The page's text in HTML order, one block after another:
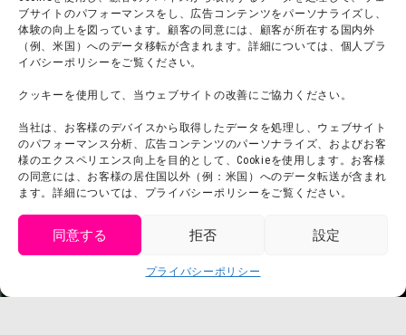
ブサイトのパフォーマンスをし、広告コンテンツをパーソナライズし、
体験の向上を図っています。顧客の同意には、顧客が所在する国内外
（例、米国）へのデータ移転が含まれます。詳細については、個人プラ
イバシーポリシーをご覧ください。
クッキーを使用して、当ウェブサイトの改善にご協力ください。
当社は、お客様のデバイスから取得したデータを処理し、ウェブサイト
のパフォーマンス分析、広告コンテンツのパーソナライズ、およびお客
様のエクスペリエンス向上を目的として、Cookieを使用します。お客様
の同意には、お客様の居住国以外（例：米国）へのデータ転送が含まれ
ます。詳細については、プライバシーポリシーをご覧ください。
同意する 拒否 設定
プライバシーポリシー
団体利用について
お問い合わせ
利用規約
プライバシーポリシー
プレスリリース
メディア掲載実績
会社概要
スタッフ募集